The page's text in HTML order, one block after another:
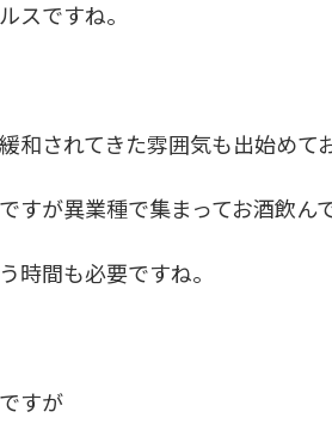
スですね。
和されてきた雰囲気も出始めて
すが異業種で集まってお酒飲ん
時間も必要ですね。
すが